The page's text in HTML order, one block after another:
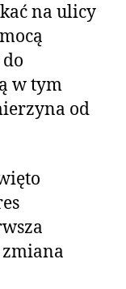
na ulicy
w tym
od